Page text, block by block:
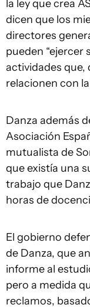
la ley que crea
dicen que los
directores
pueden “ejercer
actividades
relacionen con
Danza además
Asociación
mutualista de
que existía una
trabajo que
horas de
El gobierno
de Danza, que
informe al
pero a medida
reclamos,